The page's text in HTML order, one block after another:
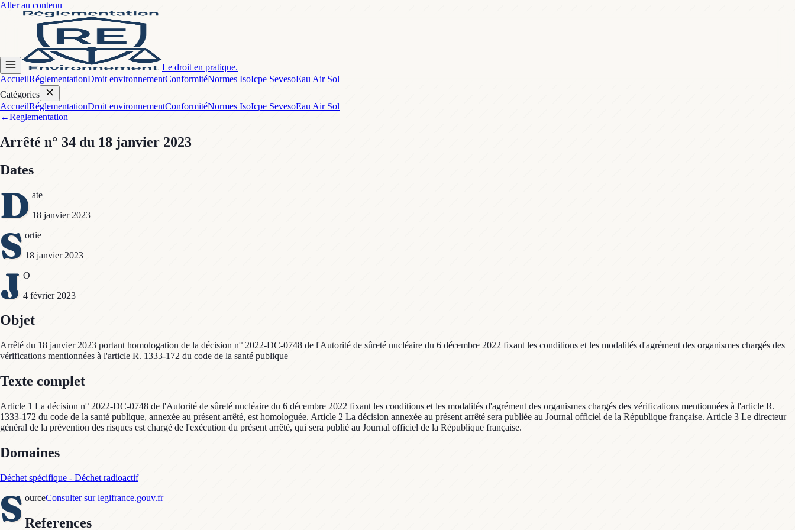
Aller au contenu
Le droit en pratique.
AccueilRéglementationDroit environnementConformitéNormes IsoIcpe SevesoEau Air Sol
Catégories
AccueilRéglementationDroit environnementConformitéNormes IsoIcpe SevesoEau Air Sol
←Reglementation
Arrêté n° 34 du 18 janvier 2023
Dates
D ate
18 janvier 2023
S ortie
18 janvier 2023
J O
4 février 2023
Objet
Arrêté du 18 janvier 2023 portant homologation de la décision n° 2022-DC-0748 de l'Autorité de sûreté nucléaire du 6 décembre 2022 fixant les conditions et les modalités d'agrément des organismes chargés des
vérifications mentionnées à l'article R. 1333-172 du code de la santé publique
Texte complet
Article 1 La décision n° 2022-DC-0748 de l'Autorité de sûreté nucléaire du 6 décembre 2022 fixant les conditions et les modalités d'agrément des organismes chargés des vérifications mentionnées à l'article R.
1333-172 du code de la santé publique, annexée au présent arrêté, est homologuée. Article 2 La décision annexée au présent arrêté sera publiée au Journal officiel de la République française. Article 3 Le directeur
général de la prévention des risques est chargé de l'exécution du présent arrêté, qui sera publié au Journal officiel de la République française.
Domaines
Déchet spécifique - Déchet radioactif
S ourceConsulter sur legifrance.gouv.fr
References